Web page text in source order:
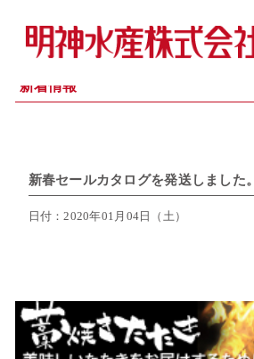
新着情報
新春セールカタログを発送しました。
日付：2020年01月04日（土）